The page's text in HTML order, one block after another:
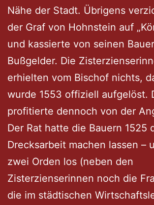
Nähe der Stadt. Übrigens
der Graf von Hohnstein auf
und kassierte von seinen
Bußgelder. Die
erhielten vom Bischof nichts,
wurde 1553 offiziell aufgelöst.
profitierte dennoch von der
Der Rat hatte die Bauern 1525
Drecksarbeit machen lassen –
zwei Orden los (neben den
Zisterzienserinnen noch die
die im städtischen